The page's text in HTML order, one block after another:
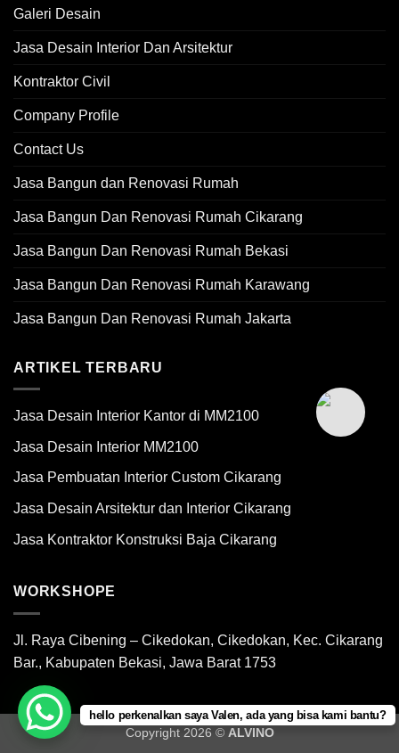
Galeri Desain
Jasa Desain Interior Dan Arsitektur
Kontraktor Civil
Company Profile
Contact Us
Jasa Bangun dan Renovasi Rumah
Jasa Bangun Dan Renovasi Rumah Cikarang
Jasa Bangun Dan Renovasi Rumah Bekasi
Jasa Bangun Dan Renovasi Rumah Karawang
Jasa Bangun Dan Renovasi Rumah Jakarta
ARTIKEL TERBARU
Jasa Desain Interior Kantor di MM2100
Jasa Desain Interior MM2100
Jasa Pembuatan Interior Custom Cikarang
Jasa Desain Arsitektur dan Interior Cikarang
Jasa Kontraktor Konstruksi Baja Cikarang
WORKSHOPE
Jl. Raya Cibening – Cikedokan, Cikedokan, Kec. Cikarang
Bar., Kabupaten Bekasi, Jawa Barat 1753
Copyright 2026 © ALVINO
hello perkenalkan saya Valen, ada yang bisa kami bantu?